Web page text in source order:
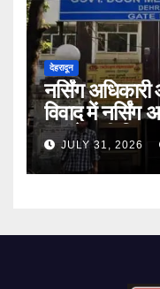
देहरादून
नर्सिंग
विवाद में नर्सिंग
सामने,करी
JULY 31, 2026